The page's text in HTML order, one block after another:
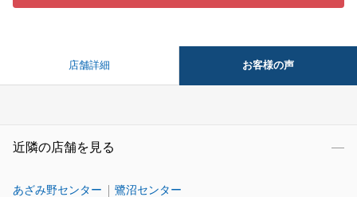
店舗詳細 お客様の声
近隣の店舗を見る
あざみ野センター 鷺沼センター